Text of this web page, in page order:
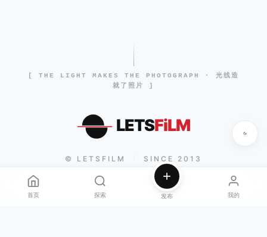
[ THE LIGHT MAKES THE PHOTOGRAPH · 光线造
就了照片 ]
LETSFiLM
© LETSFILM SINCE 2013
首页 探索 发布 我的